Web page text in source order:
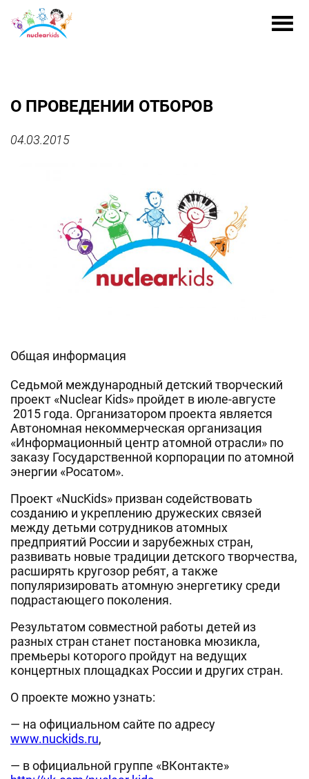
О ПРОВЕДЕНИИ ОТБОРОВ
04.03.2015
Общая информация
Седьмой международный детский творческий
проект «Nuclear Kids» пройдет в июле-августе
2015 года. Организатором проекта является
Автономная некоммерческая организация
«Информационный центр атомной отрасли» по
заказу Государственной корпорации по атомной
энергии «Росатом».
Проект «NucKids» призван содействовать
созданию и укреплению дружеских связей
между детьми сотрудников атомных
предприятий России и зарубежных стран,
развивать новые традиции детского творчества,
расширять кругозор ребят, а также
популяризировать атомную энергетику среди
подрастающего поколения.
Результатом совместной работы детей из
разных стран станет постановка мюзикла,
премьеры которого пройдут на ведущих
концертных площадках России и других стран.
О проекте можно узнать:
— на официальном сайте по адресу
www.nuckids.ru,
— в официальной группе «ВКонтакте»